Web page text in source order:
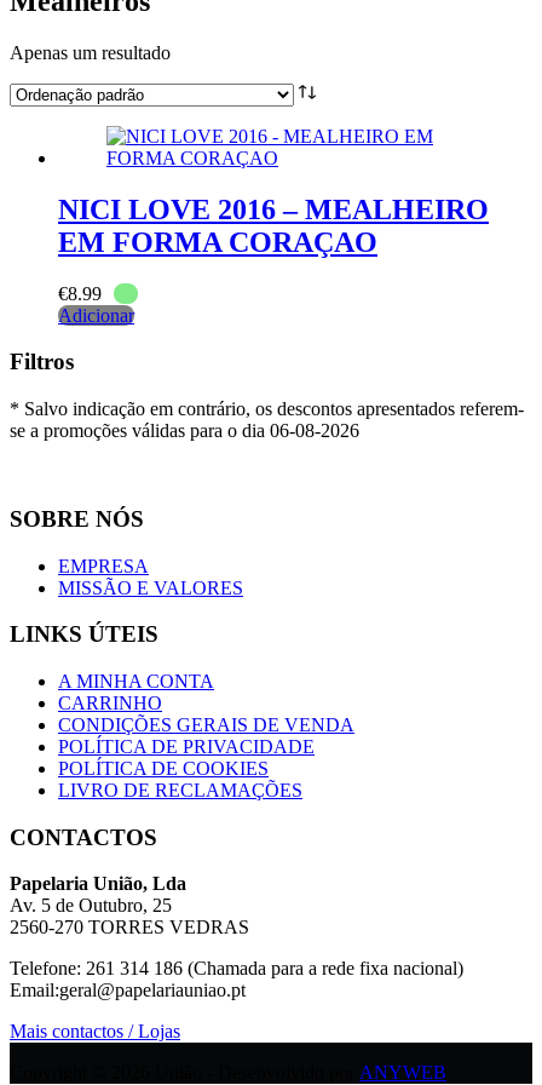
Apenas um resultado
NICI LOVE 2016 – MEALHEIRO
EM FORMA CORAÇAO
€8.99
Adicionar
Filtros
* Salvo indicação em contrário, os descontos apresentados referem-
se a promoções válidas para o dia 06-08-2026
SOBRE NÓS
EMPRESA
MISSÃO E VALORES
LINKS ÚTEIS
A MINHA CONTA
CARRINHO
CONDIÇÕES GERAIS DE VENDA
POLÍTICA DE PRIVACIDADE
POLÍTICA DE COOKIES
LIVRO DE RECLAMAÇÕES
CONTACTOS
Papelaria União, Lda
Av. 5 de Outubro, 25
2560-270 TORRES VEDRAS
Telefone: 261 314 186 (Chamada para a rede fixa nacional)
Email:geral@papelariauniao.pt
Mais contactos / Lojas
ANYWEB